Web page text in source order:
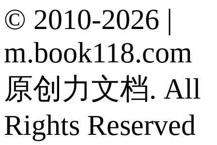
© 2010-2026 |
m.book118.com
原创力文档. All
Rights Reserved